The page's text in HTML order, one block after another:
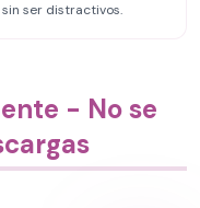
ser distractivos.
- No se